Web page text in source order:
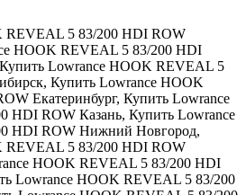
REVEAL 5 83/200 HDI ROW
HOOK REVEAL 5 83/200 HDI
Купить Lowrance HOOK REVEAL 5
, Купить Lowrance HOOK
Екатеринбург, Купить Lowrance
HDI ROW Казань, Купить Lowrance
HDI ROW Нижний Новгород,
REVEAL 5 83/200 HDI ROW
HOOK REVEAL 5 83/200 HDI
Lowrance HOOK REVEAL 5 83/200